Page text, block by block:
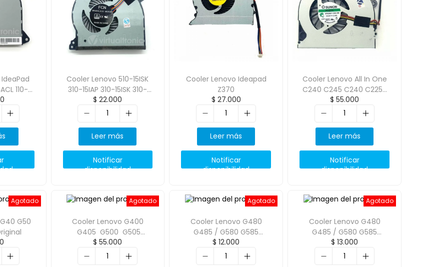
110-
Cooler Lenovo 510-15ISK
310-15IAP 310-15ISK 310-
14IAP 310-14IKB
$ 22.000
Leer más
Notificar
disponibilidad
Cooler Lenovo Ideapad
Z370
$ 27.000
Leer más
Notificar
disponibilidad
Cooler Lenovo All In One
C240 C245 C240 C225R
C200 Mf60090V1-C
$ 55.000
Leer más
Notificar
disponibilidad
Agotado
G50
Agotado
Cooler Lenovo G400
G405 G500 G505
G400A G500A G490
G410 G510
$ 55.000
Agotado
Cooler Lenovo G480
G485 / G580 G585
Grafica Integrada
$ 12.000
Agotado
Cooler Lenovo G480
G485 / G580 G585
Grafica Independiente
$ 13.000